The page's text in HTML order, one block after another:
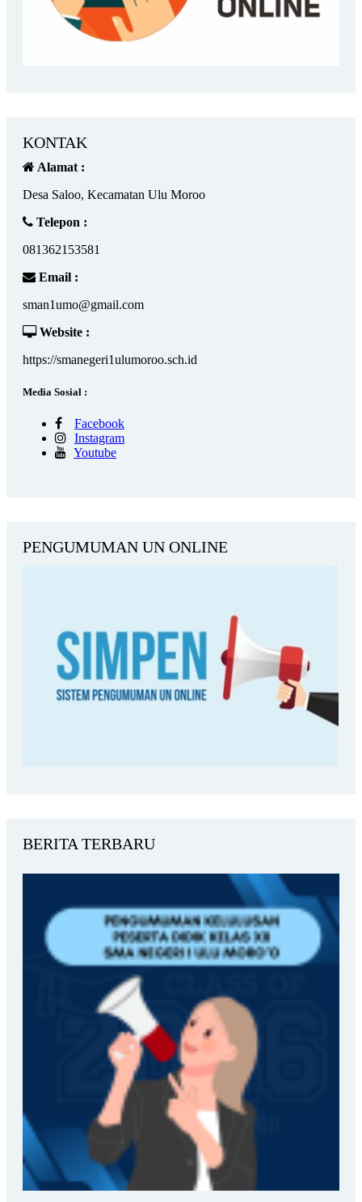
KONTAK
Alamat :
Desa Saloo, Kecamatan Ulu Moroo
Telepon :
081362153581
Email :
sman1umo@gmail.com
Website :
https://smanegeri1ulumoroo.sch.id
Media Sosial :
Facebook
Instagram
Youtube
PENGUMUMAN UN ONLINE
BERITA TERBARU